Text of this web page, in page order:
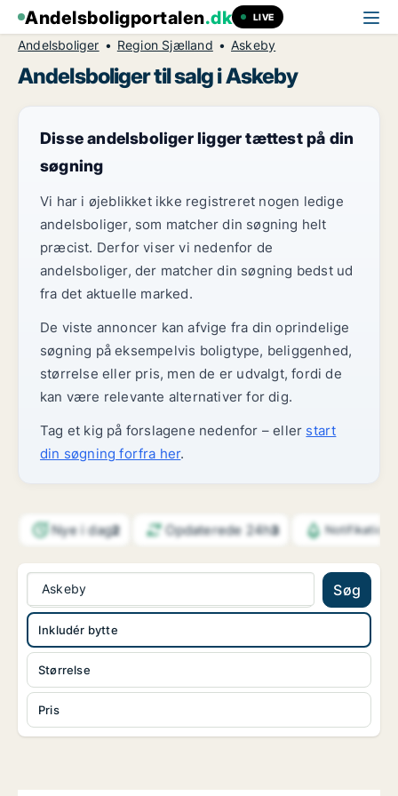
Andelsboligportalen.dk LIVE
Andelsboliger Region Sjælland Askeby
Andelsboliger til salg i Askeby
Disse andelsboliger ligger tættest på din
søgning
Vi har i øjeblikket ikke registreret nogen ledige
andelsboliger, som matcher din søgning helt
præcist. Derfor viser vi nedenfor de
andelsboliger, der matcher din søgning bedst ud
fra det aktuelle marked.
De viste annoncer kan afvige fra din oprindelige
søgning på eksempelvis boligtype, beliggenhed,
størrelse eller pris, men de er udvalgt, fordi de
kan være relevante alternativer for dig.
Tag et kig på forslagene nedenfor – eller start
din søgning forfra her.
Nye i dag2 Opdaterede 24h3
Askeby Søg
Størrelse
Pris
Inkludér bytte